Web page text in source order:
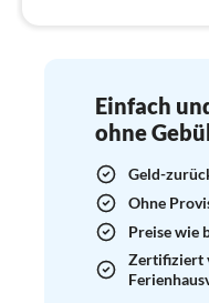
Einfach
ohne
Geld-
Ohne
Preise wie
Zertifiziert